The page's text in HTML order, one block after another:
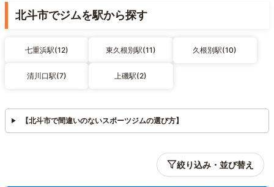
北斗市でジムを駅から探す
七重浜駅(12) 東久根別駅(11) 久根別駅(10)
清川口駅(7) 上磯駅(2)
【北斗市で間違いのないスポーツジムの選び方】
絞り込み・並び替え